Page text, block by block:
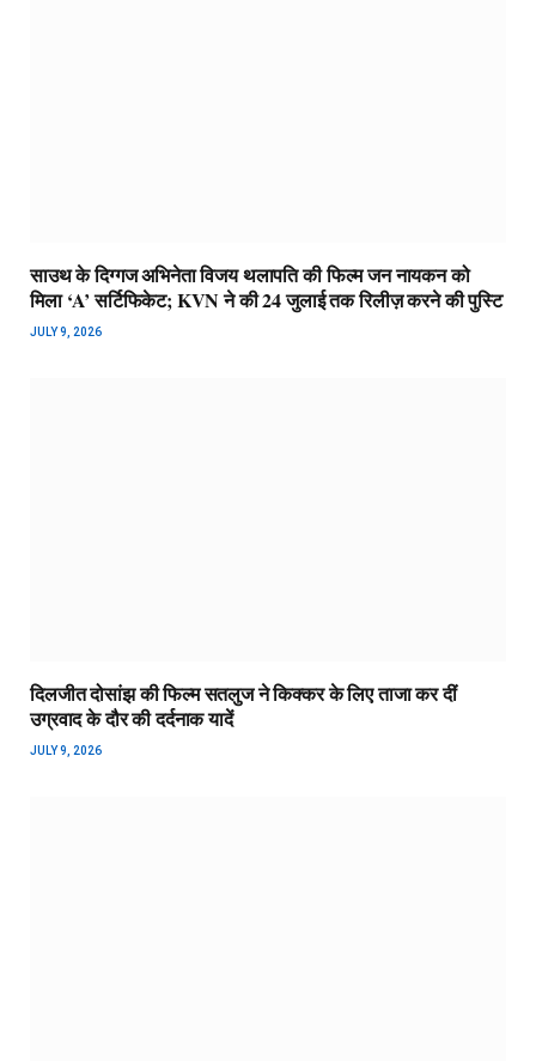
साउथ के दिग्गज अभिनेता विजय थलापति की फिल्म जन नायकन को
मिला ‘A’ सर्टिफिकेट; KVN ने की 24 जुलाई तक रिलीज़ करने की पुस्टि
JULY 9, 2026
दिलजीत दोसांझ की फिल्म सतलुज ने किक्कर के लिए ताजा कर दीं
उग्रवाद के दौर की दर्दनाक यादें
JULY 9, 2026